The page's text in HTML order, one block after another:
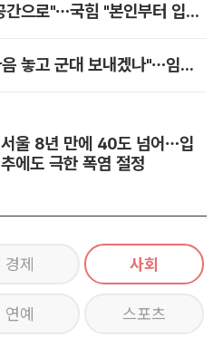
황희 "폐버스, 청년 주거 공간으로"…국힘 "본인부터 입주하라"
고 채상병 어머니 "누가 마음 놓고 군대 보내겠나"…임성근 징역 3년에 분통
서울 8년 만에 40도 넘어…입
추에도 극한 폭염 절정
경제 사회
연예 스포츠